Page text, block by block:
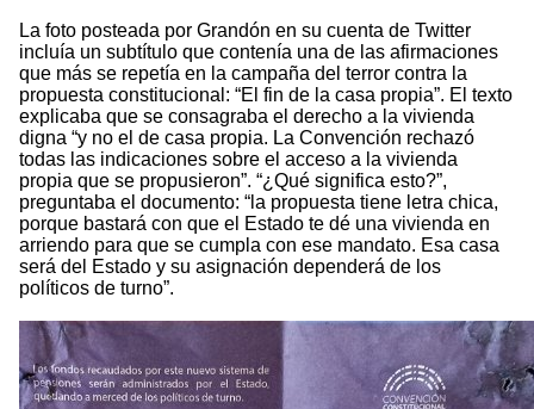
La foto posteada por Grandón en su cuenta de Twitter
incluía un subtítulo que contenía una de las afirmaciones
que más se repetía en la campaña del terror contra la
propuesta constitucional: “El fin de la casa propia”. El texto
explicaba que se consagraba el derecho a la vivienda
digna “y no el de casa propia. La Convención rechazó
todas las indicaciones sobre el acceso a la vivienda
propia que se propusieron”. “¿Qué significa esto?”,
preguntaba el documento: “la propuesta tiene letra chica,
porque bastará con que el Estado te dé una vivienda en
arriendo para que se cumpla con ese mandato. Esa casa
será del Estado y su asignación dependerá de los
políticos de turno”.